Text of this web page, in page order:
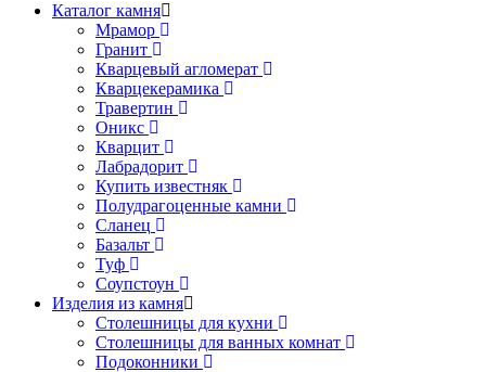
Каталог камня
Мрамор
Гранит
Кварцевый агломерат
Кварцекерамика
Травертин
Оникс
Кварцит
Лабрадорит
Купить известняк
Полудрагоценные камни
Сланец
Базальт
Туф
Соупстоун
Изделия из камня
Столешницы для кухни
Столешницы для ванных комнат
Подоконники